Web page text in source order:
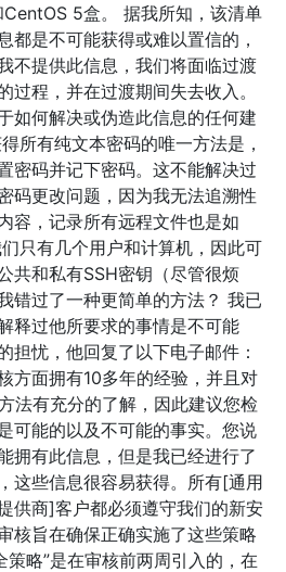
5盒。 据我所知，该清单
都是不可能获得或难以置信的，
不提供此信息，我们将面临过渡
过程，并在过渡期间失去收入。
如何解决或伪造此信息的任何建
所有纯文本密码的唯一方法是，
密码并记下密码。这不能解决过
码更改问题，因为我无法追溯性
容，记录所有远程文件也是如
只有几个用户和计算机，因此可
共和私有SSH密钥（尽管很烦
错过了一种更简单的方法？ 我已
释过他所要求的事情是不可能
担忧，他回复了以下电子邮件：
方面拥有10多年的经验，并且对
法有充分的了解，因此建议您检
可能的以及不可能的事实。您说
拥有此信息，但是我已经进行了
这些信息很容易获得。所有[通用
供商]客户都必须遵守我们的新安
核旨在确保正确实施了这些策略
策略”是在审核前两周引入的，在